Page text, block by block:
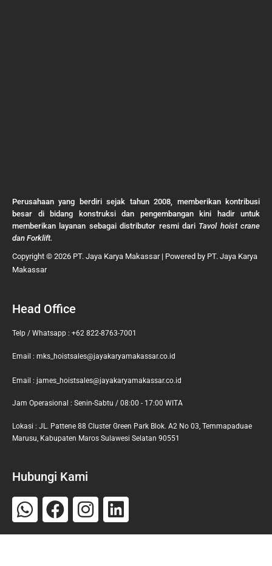
Perusahaan yang berdiri sejak tahun 2008, memberikan kontribusi
besar di bidang konstruksi dan pengembangan kini hadir untuk
memberikan layanan sebagai distributor resmi dari Tavol hoist crane
dan Forklift.
Copyright © 2026 PT. Jaya Karya Makassar | Powered by PT. Jaya Karya
Makassar
Head Office
Telp / Whatsapp : +62 822-8763-7001
Email : mks_hoistsales@jayakaryamakassar.co.id
Email : james_hoistsales@jayakaryamakassar.co.id
Jam Operasional : Senin-Sabtu / 08:00 - 17:00 WITA
Lokasi : JL. Pattene 88 Cluster Green Park Blok. A2 No 03, Temmapaduae
Marusu, Kabupaten Maros Sulawesi Selatan 90551
Hubungi Kami
Whatsapp
Facebook
Instagram
Linkedin